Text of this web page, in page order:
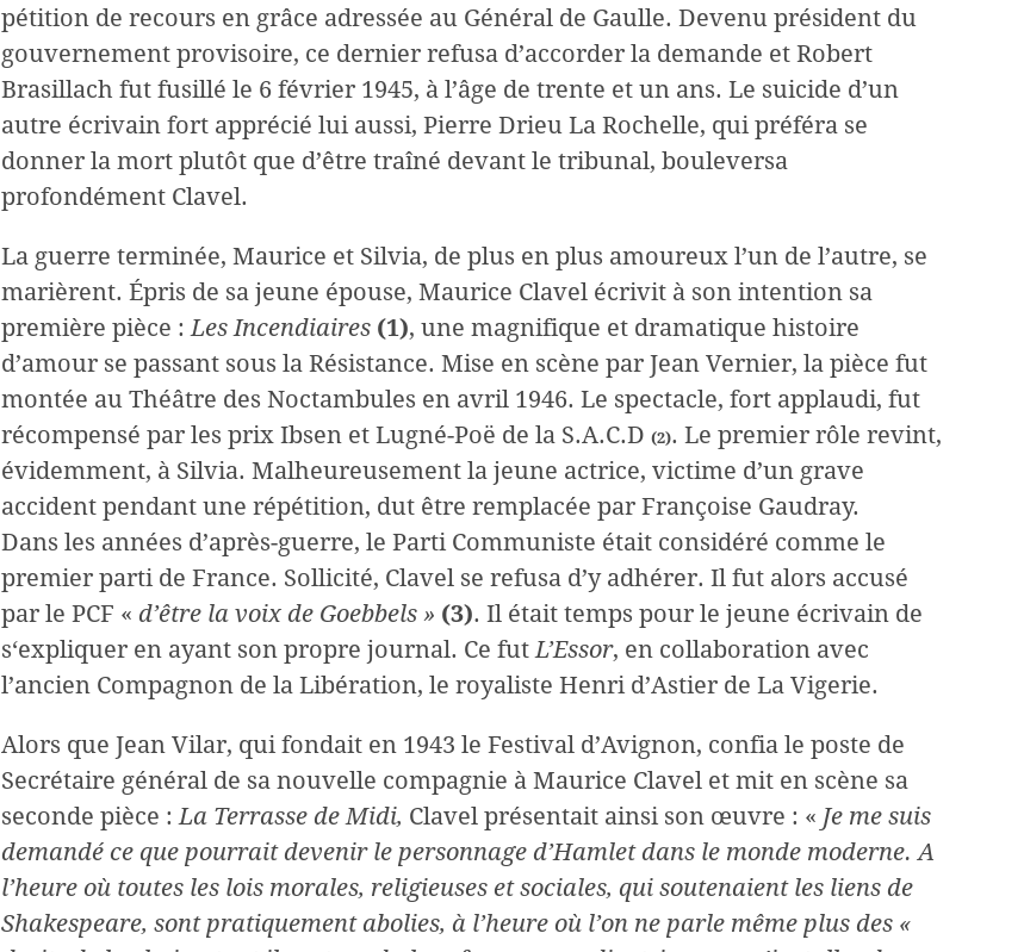
pétition de recours en grâce adressée au Général de Gaulle. Devenu président du
gouvernement provisoire, ce dernier refusa d’accorder la demande et Robert
Brasillach fut fusillé le 6 février 1945, à l’âge de trente et un ans. Le suicide d’un
autre écrivain fort apprécié lui aussi, Pierre Drieu La Rochelle, qui préféra se
donner la mort plutôt que d’être traîné devant le tribunal, bouleversa
profondément Clavel.
La guerre terminée, Maurice et Silvia, de plus en plus amoureux l’un de l’autre, se
marièrent. Épris de sa jeune épouse, Maurice Clavel écrivit à son intention sa
première pièce :Les Incendiaires (1), une magnifique et dramatique histoire
d’amour se passant sous la Résistance. Mise en scène par Jean Vernier, la pièce fut
montée au Théâtre des Noctambules en avril 1946. Le spectacle, fort applaudi, fut
récompensé par les prix Ibsen et Lugné-Poë de la S.A.C.D(2). Le premier rôle revint,
évidemment, à Silvia. Malheureusement la jeune actrice, victime d’un grave
accident pendant une répétition, dut être remplacée par Françoise Gaudray.
Dans les années d’après-guerre, le Parti Communiste était considéré comme le
premier parti de France. Sollicité, Clavel se refusa d’y adhérer. Il fut alors accusé
par le PCF « d’être la voix de Goebbels » (3). Il était temps pour le jeune écrivain de
s‘expliquer en ayant son propre journal. Ce futL’Essor, en collaboration avec
l’ancien Compagnon de la Libération, le royaliste Henri d’Astier de La Vigerie.
Alors que Jean Vilar, qui fondait en 1943 le Festival d’Avignon, confia le poste de
Secrétaire général de sa nouvelle compagnie à Maurice Clavel et mit en scène sa
seconde pièce :La Terrasse de Midi, Clavel présentait ainsi son œuvre : « Je me suis
demandé ce que pourrait devenir le personnage d’Hamlet dans le monde moderne. A
l’heure où toutes les lois morales, religieuses et sociales, qui soutenaient les liens de
Shakespeare, sont pratiquement abolies, à l’heure où l’on ne parle même plus des «